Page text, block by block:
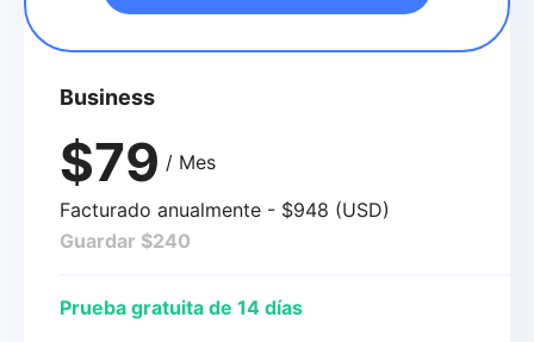
Business
$79 / Mes
Facturado anualmente - $948 (USD)
Guardar $240
Prueba gratuita de 14 días